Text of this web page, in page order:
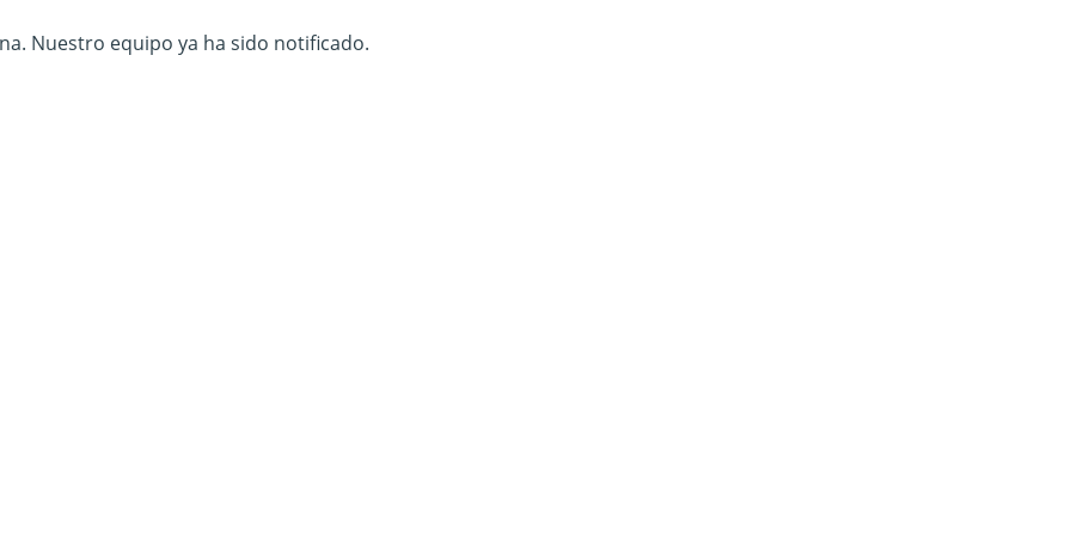
Nuestro equipo ya ha sido notificado.